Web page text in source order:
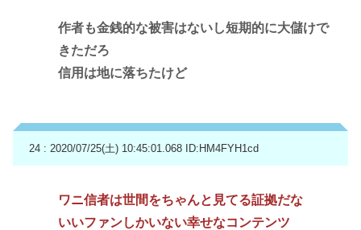
作者も金銭的な被害はないし短期的に大儲けで
きただろ
信用は地に落ちたけど
24 : 2020/07/25(土) 10:45:01.068 ID:HM4FYH1cd
ワニ信者は世間をちゃんと見てる証拠だな
いいファンしかいない幸せなコンテンツ